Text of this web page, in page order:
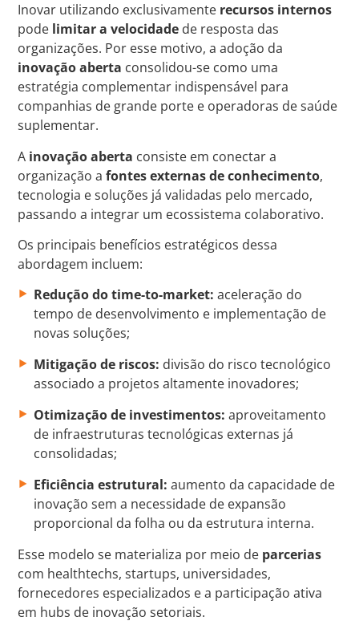
Inovar utilizando exclusivamente recursos internos
pode limitar a velocidade de resposta das
organizações. Por esse motivo, a adoção da
inovação aberta consolidou-se como uma
estratégia complementar indispensável para
companhias de grande porte e operadoras de saúde
suplementar.
A inovação aberta consiste em conectar a
organização afontes externas de conhecimento,
tecnologia e soluções já validadas pelo mercado,
passando a integrar um ecossistema colaborativo.
Os principais benefícios estratégicos dessa
abordagem incluem:
Redução do time-to-market:aceleração do
tempo de desenvolvimento e implementação de
novas soluções;
Mitigação de riscos: divisão do risco tecnológico
associado a projetos altamente inovadores;
Otimização de investimentos: aproveitamento
de infraestruturas tecnológicas externas já
consolidadas;
Eficiência estrutural:aumento da capacidade de
inovação sem a necessidade de expansão
proporcional da folha ou da estrutura interna.
Esse modelo se materializa por meio de parcerias
com healthtechs, startups, universidades,
fornecedores especializados e a participação ativa
em hubs de inovação setoriais.